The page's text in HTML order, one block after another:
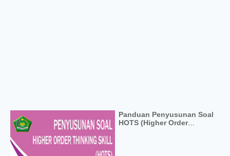
Panduan Penyusunan Soal
HOTS (Higher Order